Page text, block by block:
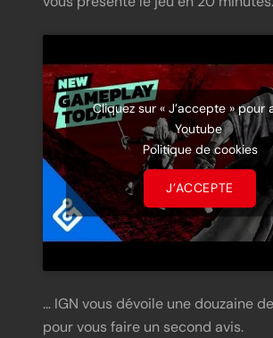
Cliquez sur « J’accepte » pour
Youtube
Politique de cookies
J’ACCEPTE
… IGN vous dévoile une douzaine
pour vous faire un second avis.